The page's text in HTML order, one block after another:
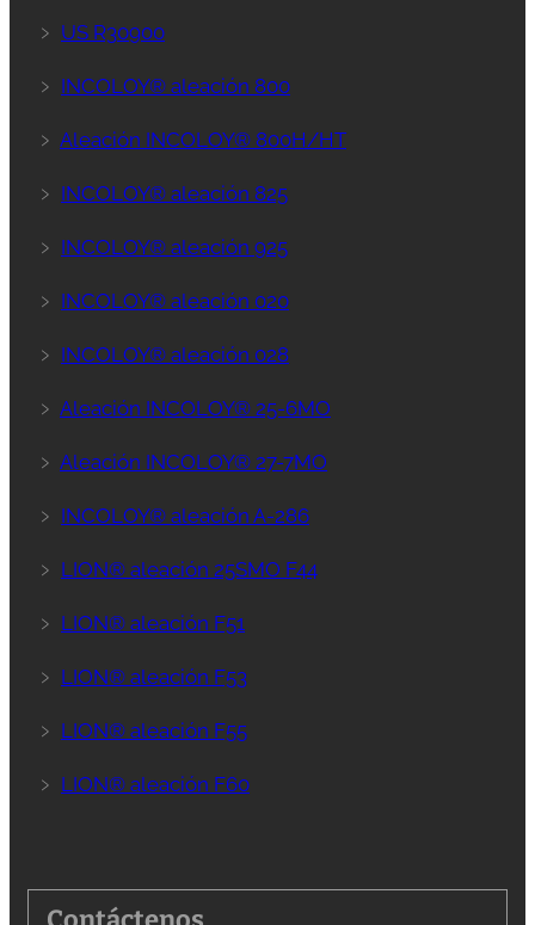
﹥ US R30900
﹥ INCOLOY® aleación 800
﹥ Aleación INCOLOY® 800H/HT
﹥ INCOLOY® aleación 825
﹥ INCOLOY® aleación 925
﹥ INCOLOY® aleación 020
﹥ INCOLOY® aleación 028
﹥ Aleación INCOLOY® 25-6MO
﹥ Aleación INCOLOY® 27-7MO
﹥ INCOLOY® aleación A-286
﹥ LION® aleación 25SMO F44
﹥ LION® aleación F51
﹥ LION® aleación F53
﹥ LION® aleación F55
﹥ LION® aleación F60